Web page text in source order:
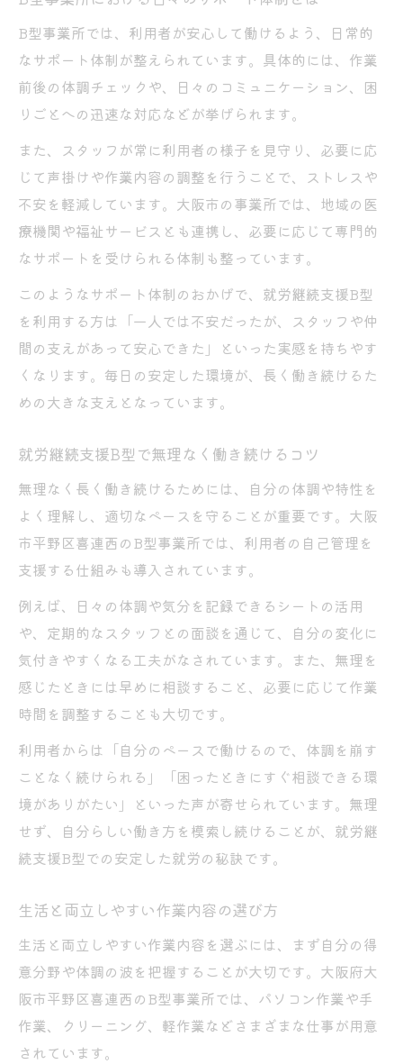
B型事業所では、利用者が安心して働けるよう、日常的
なサポート体制が整えられています。具体的には、作業
前後の体調チェックや、日々のコミュニケーション、困
りごとへの迅速な対応などが挙げられます。
また、スタッフが常に利用者の様子を見守り、必要に応
じて声掛けや作業内容の調整を行うことで、ストレスや
不安を軽減しています。大阪市の事業所では、地域の医
療機関や福祉サービスとも連携し、必要に応じて専門的
なサポートを受けられる体制も整っています。
このようなサポート体制のおかげで、就労継続支援B型
を利用する方は「一人では不安だったが、スタッフや仲
間の支えがあって安心できた」といった実感を持ちやす
くなります。毎日の安定した環境が、長く働き続けるた
めの大きな支えとなっています。
就労継続支援B型で無理なく働き続けるコツ
無理なく長く働き続けるためには、自分の体調や特性を
よく理解し、適切なペースを守ることが重要です。大阪
市平野区喜連西のB型事業所では、利用者の自己管理を
支援する仕組みも導入されています。
例えば、日々の体調や気分を記録できるシートの活用
や、定期的なスタッフとの面談を通じて、自分の変化に
気付きやすくなる工夫がなされています。また、無理を
感じたときには早めに相談すること、必要に応じて作業
時間を調整することも大切です。
利用者からは「自分のペースで働けるので、体調を崩す
ことなく続けられる」「困ったときにすぐ相談できる環
境がありがたい」といった声が寄せられています。無理
せず、自分らしい働き方を模索し続けることが、就労継
続支援B型での安定した就労の秘訣です。
生活と両立しやすい作業内容の選び方
生活と両立しやすい作業内容を選ぶには、まず自分の得
意分野や体調の波を把握することが大切です。大阪府大
阪市平野区喜連西のB型事業所では、パソコン作業や手
作業、クリーニング、軽作業などさまざまな仕事が用意
されています。